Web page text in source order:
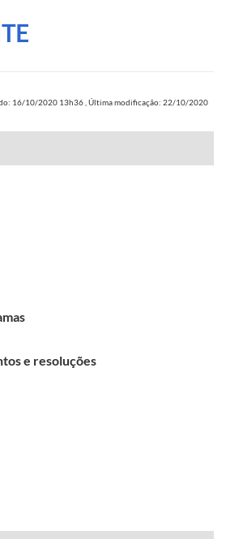
16/10/2020 13h36 Última modificação: 22/10/2020
e resoluções